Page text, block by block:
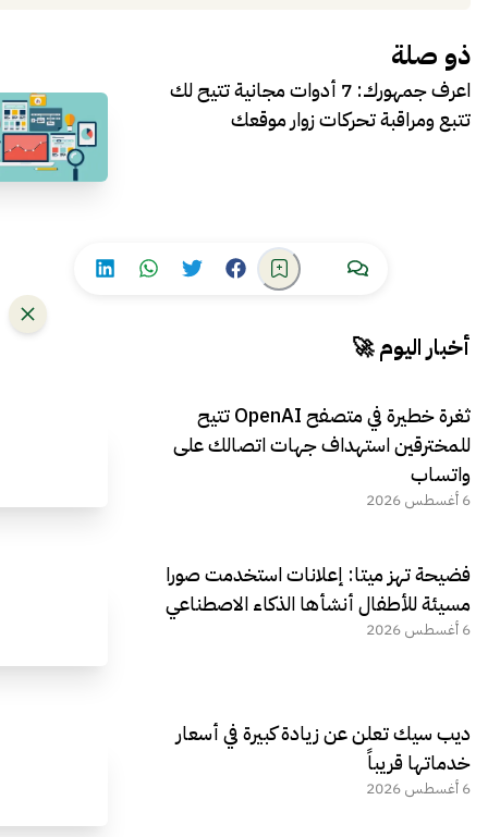
ذو صلة
اعرف جمهورك: 7 أدوات مجانية تتيح لك
تتبع ومراقبة تحركات زوار موقعك
أخبار اليوم 🚀
ثغرة خطيرة في متصفح OpenAI تتيح
للمخترقين استهداف جهات اتصالك على
واتساب
6 أغسطس 2026
فضيحة تهز ميتا: إعلانات استخدمت صورا
مسيئة للأطفال أنشأها الذكاء الاصطناعي
6 أغسطس 2026
ديب سيك تعلن عن زيادة كبيرة في أسعار
خدماتها قريباً
6 أغسطس 2026